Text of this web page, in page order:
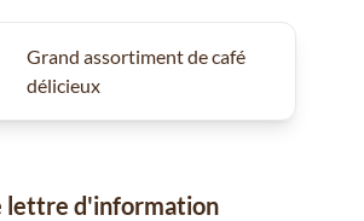
Grand assortiment de café
délicieux
lettre d'information